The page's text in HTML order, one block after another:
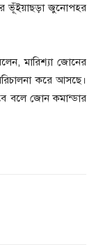
ভূঁইয়াছড়া জুনোপহর
মারিশ্যা জোনের
করে আসছে।
বলে জোন কমান্ডার